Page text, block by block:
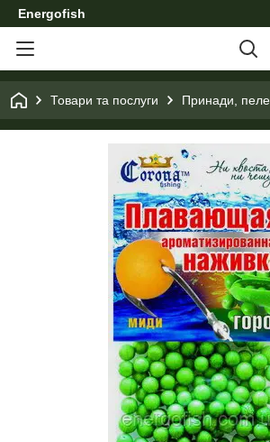
Energofish
Товари та послуги Принади,